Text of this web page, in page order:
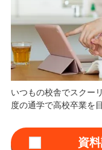
いつもの校舎でスクー
度の通学で高校卒業を